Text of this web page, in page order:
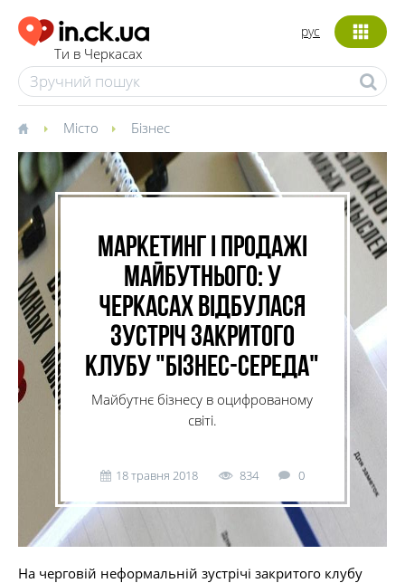
Ти в Черкасах
рус
Місто Бізнес
Маркетинг і продажі
майбутнього: у
Черкасах відбулася
зустріч закритого
клубу "Бізнес-середа"
Майбутнє бізнесу в оцифрованому
світі.
18 травня 2018 834 0
На черговій неформальній зустрічі закритого клубу